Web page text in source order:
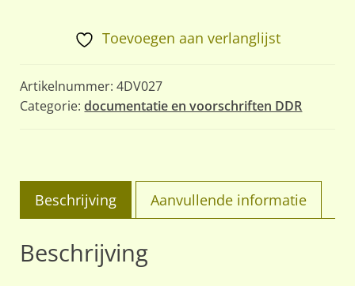
Toevoegen aan verlanglijst
Artikelnummer:4DV027
Categorie:documentatie en voorschriften DDR
Beschrijving Aanvullende informatie
Beschrijving